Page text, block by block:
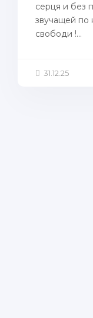
серця и без
звучащей по
свободи !...
31.12.25